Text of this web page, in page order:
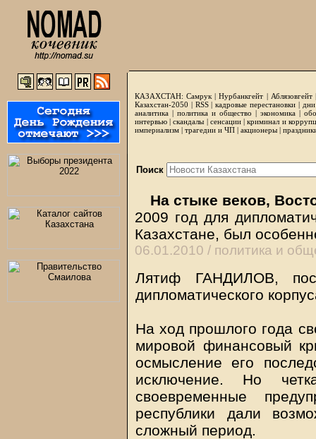
КАЗАХСТАН: Самрук |Нурбанкгейт | Аблязовгейт
Казахстан-2050 | RSS|кадровые перестановки|
аналитика | политика и общество | экономика |
интервью |скандалы | сенсации|криминал и
империализм | трагедии и ЧП | акционеры |
Поиск
На стыке веков,
2009 год для
Казахстане, был
06.01.2010 / политика и
Лятиф ГАНДИЛОВ,
дипломатического
На ход прошлого года
мировой финансовый
осмысление его
исключение. Но
своевременные
республики дали
сложный период.